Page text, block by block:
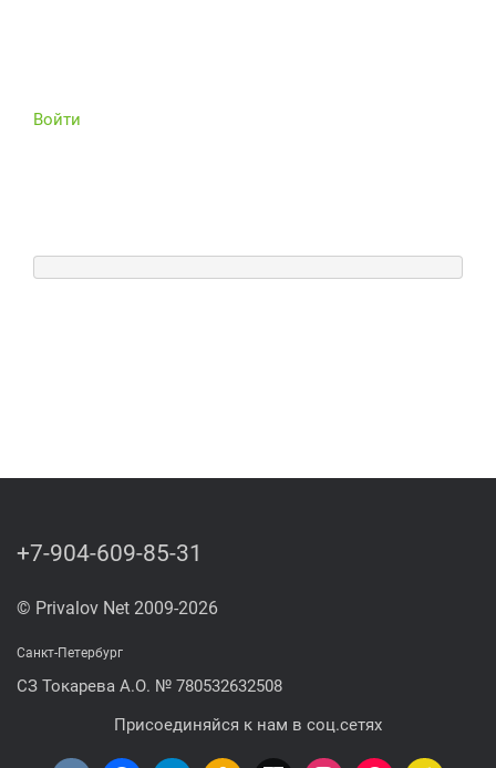
Войти
+7-904-609-85-31
© Privalov Net 2009-2026
Санкт-Петербург
СЗ Токарева А.О. № 780532632508
Присоединяйся к нам в соц.сетях